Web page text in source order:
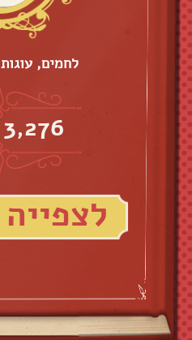
לחמים,
3,276 צפיות